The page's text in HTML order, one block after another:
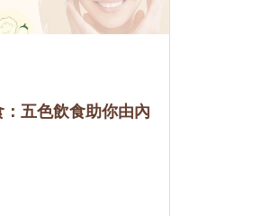
五色飲食助你由內